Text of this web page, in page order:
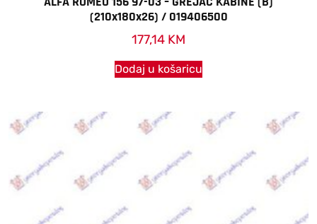
(210x180x26) / 019406500
177,14 KM
Dodaj u košaricu